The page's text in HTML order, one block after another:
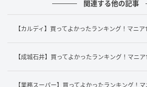
『パワーパフ ガールズ』とコラボレ
今回の新CMでは、スーパーヒロイ
ブルス、バターカップの3人が、
に登場しています。「より賢く選ぶ
関連する他の記事
【カルディ】買ってよかったランキング！マニ
【成城石井】買ってよかったランキング！マニ
【業務スーパー】買ってよかったランキング！